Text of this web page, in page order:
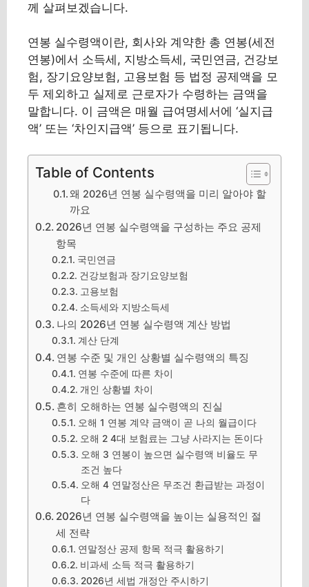
께 살펴보겠습니다.
연봉 실수령액이란, 회사와 계약한 총 연봉(세전
연봉)에서 소득세, 지방소득세, 국민연금, 건강보
험, 장기요양보험, 고용보험 등 법정 공제액을 모
두 제외하고 실제로 근로자가 수령하는 금액을
말합니다. 이 금액은 매월 급여명세서에 ‘실지급
액’ 또는 ‘차인지급액’ 등으로 표기됩니다.
Table of Contents
왜 2026년 연봉 실수령액을 미리 알아야 할
까요
2026년 연봉 실수령액을 구성하는 주요 공제
항목
국민연금
건강보험과 장기요양보험
고용보험
소득세와 지방소득세
나의 2026년 연봉 실수령액 계산 방법
계산 단계
연봉 수준 및 개인 상황별 실수령액의 특징
연봉 수준에 따른 차이
개인 상황별 차이
흔히 오해하는 연봉 실수령액의 진실
오해 1 연봉 계약 금액이 곧 나의 월급이다
오해 2 4대 보험료는 그냥 사라지는 돈이다
오해 3 연봉이 높으면 실수령액 비율도 무
조건 높다
오해 4 연말정산은 무조건 환급받는 과정이
다
2026년 연봉 실수령액을 높이는 실용적인 절
세 전략
연말정산 공제 항목 적극 활용하기
비과세 소득 적극 활용하기
2026년 세법 개정안 주시하기